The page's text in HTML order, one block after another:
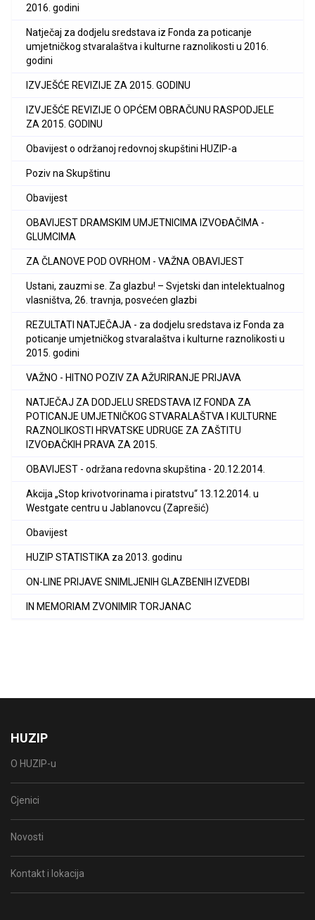
2016. godini
Natječaj za dodjelu sredstava iz Fonda za poticanje
umjetničkog stvaralaštva i kulturne raznolikosti u 2016.
godini
IZVJEŠĆE REVIZIJE ZA 2015. GODINU
IZVJEŠĆE REVIZIJE O OPĆEM OBRAČUNU RASPODJELE
ZA 2015. GODINU
Obavijest o održanoj redovnoj skupštini HUZIP-a
Poziv na Skupštinu
Obavijest
OBAVIJEST DRAMSKIM UMJETNICIMA IZVOĐAČIMA -
GLUMCIMA
ZA ČLANOVE POD OVRHOM - VAŽNA OBAVIJEST
Ustani, zauzmi se. Za glazbu! – Svjetski dan intelektualnog
vlasništva, 26. travnja, posvećen glazbi
REZULTATI NATJEČAJA - za dodjelu sredstava iz Fonda za
poticanje umjetničkog stvaralaštva i kulturne raznolikosti u
2015. godini
VAŽNO - HITNO POZIV ZA AŽURIRANJE PRIJAVA
NATJEČAJ ZA DODJELU SREDSTAVA IZ FONDA ZA
POTICANJE UMJETNIČKOG STVARALAŠTVA I KULTURNE
RAZNOLIKOSTI HRVATSKE UDRUGE ZA ZAŠTITU
IZVOĐAČKIH PRAVA ZA 2015.
OBAVIJEST - održana redovna skupština - 20.12.2014.
Akcija „Stop krivotvorinama i piratstvu“ 13.12.2014. u
Westgate centru u Jablanovcu (Zaprešić)
Obavijest
HUZIP STATISTIKA za 2013. godinu
ON-LINE PRIJAVE SNIMLJENIH GLAZBENIH IZVEDBI
IN MEMORIAM ZVONIMIR TORJANAC
HUZIP
O HUZIP-u
Cjenici
Novosti
Kontakt i lokacija